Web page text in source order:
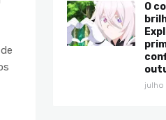
O
julho